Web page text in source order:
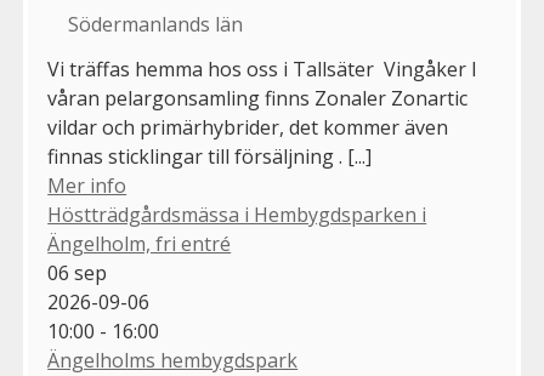
Södermanlands län
Vi träffas hemma hos oss i Tallsäter Vingåker I
våran pelargonsamling finns Zonaler Zonartic
vildar och primärhybrider, det kommer även
finnas sticklingar till försäljning . [...]
Mer info
Höstträdgårdsmässa i Hembygdsparken i
Ängelholm, fri entré
06 sep
2026-09-06
10:00 - 16:00
Ängelholms hembygdspark